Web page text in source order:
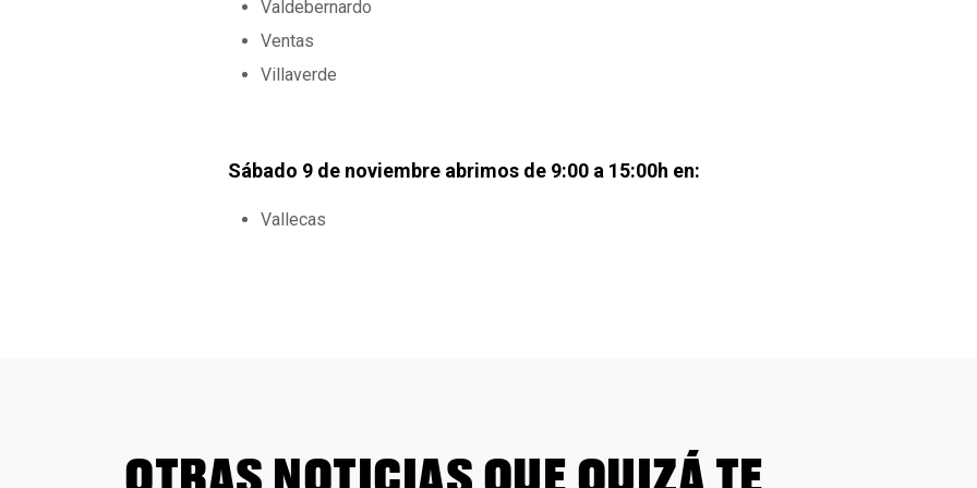
Valdebernardo
Ventas
Villaverde
Sábado 9 de noviembre abrimos de 9:00 a 15:00h en:
Vallecas
OTRAS NOTICIAS QUE QUIZÁ TE